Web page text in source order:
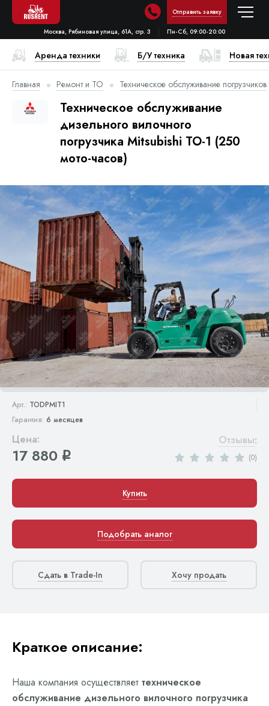
Отправить заявку
Москва, Рябиновая улица, 61А, стр. 3 Пн-Сб, 09:00-20:00
Аренда техники Б/У техника Новая
Главная Ремонт и ТО Техническое обслуживание погрузчиков
Техническое обслуживание
дизельного вилочного
погрузчика Mitsubishi ТО-1 (250
мото-часов)
Арт.: TODPMIT1
Гарантия: 6 месяцев
Цена:
17 880 q
Отзывы:
(0)
Купить
Подобрать аналог
Сдать в Trade-In Хочу продать
Краткое описание:
Наша компания осуществляет техническое
обслуживание дизельного вилочного погрузчика